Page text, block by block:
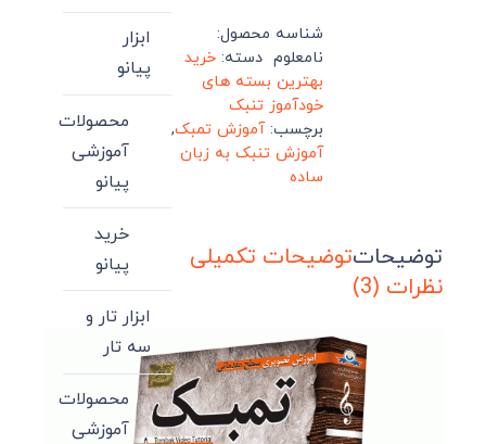
شناسه محصول:
نامعلوم دسته: خرید
بهترین بسته های
خودآموز تنبک
برچسب:آموزش تمبک,
آموزش تنبک به زبان
ساده
توضیحاتتوضیحات تکمیلی
نظرات (3)
ابزار
پیانو
محصولات
آموزشی
پیانو
خرید
پیانو
ابزار تار و
سه تار
محصولات
آموزشی